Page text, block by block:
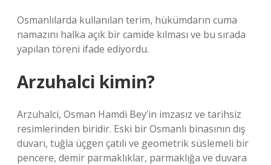
Osmanlılarda kullanılan terim, hükümdarın cuma
namazını halka açık bir camide kılması ve bu sırada
yapılan töreni ifade ediyordu.
Arzuhalci kimin?
Arzuhalci, Osman Hamdi Bey’in imzasız ve tarihsiz
resimlerinden biridir. Eski bir Osmanlı binasının dış
duvarı, tuğla üçgen çatılı ve geometrik süslemeli bir
pencere, demir parmaklıklar, parmaklığa ve duvara